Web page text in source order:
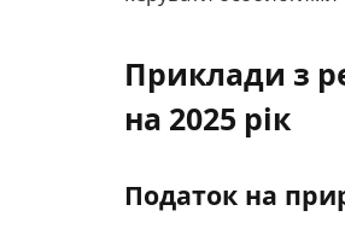
Приклади з
на 2025 рік
Податок на